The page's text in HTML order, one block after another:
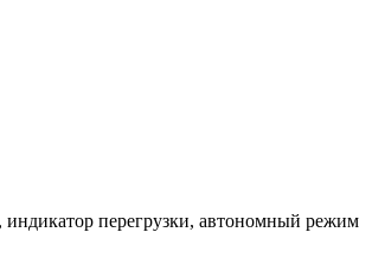
индикатор перегрузки, автономный режим